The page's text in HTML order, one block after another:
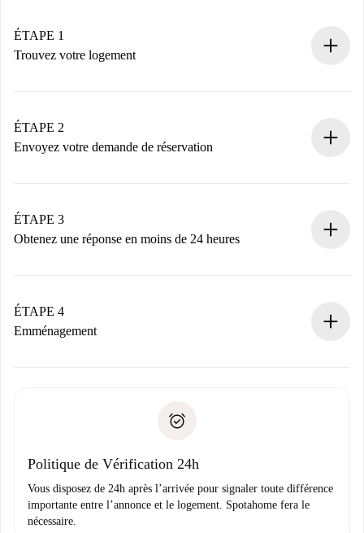
ÉTAPE 1
Trouvez votre logement
Vous disposez à l’avance de toutes les informations
nécessaires.
ÉTAPE 2
Envoyez votre demande de réservation
Nous ne vous facturerons rien tant que le propriétaire
n’aura pas accepté.
ÉTAPE 3
Obtenez une réponse en moins de 24 heures
contact avec le propriétaire.
Si refusé : aucun prélèvement et nous vous proposerons
Justificatif de solvabilité
ÉTAPE 4
Emménagement
uniquement si aucun problème n'est signalé.
Politique de Vérification 24h
Vous disposez de 24h après l’arrivée pour signaler toute différence
importante entre l’annonce et le logement. Spotahome fera le
nécessaire.